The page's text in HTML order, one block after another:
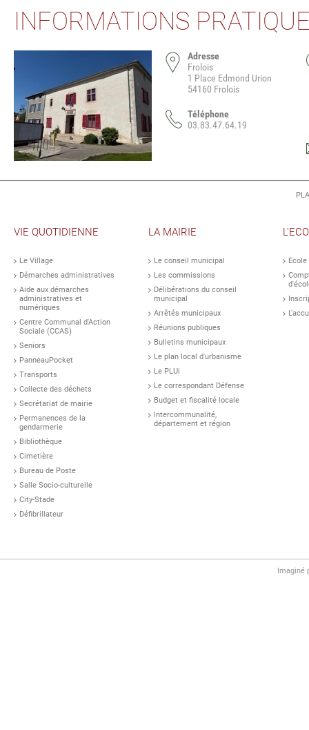
INFORMATIONS
Adresse
Frolois
1 Place Edmond Urion
54160 Frolois
Téléphone
03.83.47.64.19
VIE QUOTIDIENNE
Le Village
Démarches administratives
Aide aux démarches
administratives et
numériques
Centre Communal d'Action
Sociale (CCAS)
Seniors
PanneauPocket
Transports
Collecte des déchets
Secrétariat de mairie
Permanences de la
gendarmerie
Bibliothèque
Cimetière
Bureau de Poste
Salle Socio-culturelle
City-Stade
Défibrillateur
LA MAIRIE
Le conseil municipal
Les commissions
Délibérations du conseil
municipal
Arrêtés municipaux
Réunions publiques
Bulletins municipaux
Le plan local d'urbanisme
Le PLUi
Le correspondant Défense
Budget et fiscalité locale
Intercommunalité,
département et région
Imaginé